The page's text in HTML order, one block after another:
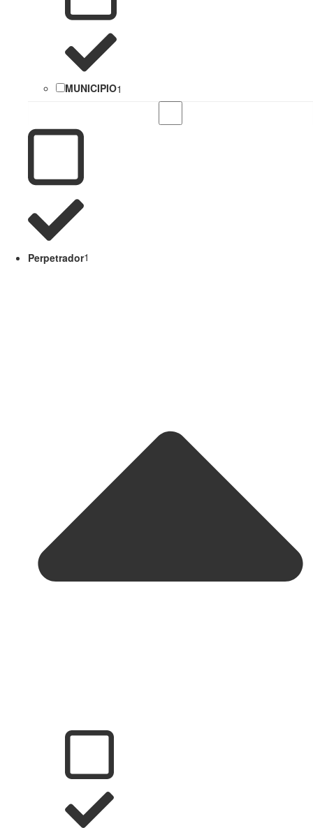
MUNICIPIO1
Perpetrador1